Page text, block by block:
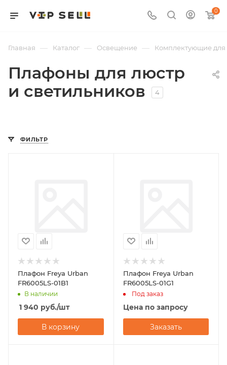
0
Главная — Каталог — Освещение — Комплектующие для
Плафоны для люстр
и светильников
4
ФИЛЬТР
Плафон Freya Urban
FR6005LS-01B1
В наличии
1 940 руб./шт
В корзину
Плафон Freya Urban
FR6005LS-01G1
Под заказ
Цена по запросу
Заказать